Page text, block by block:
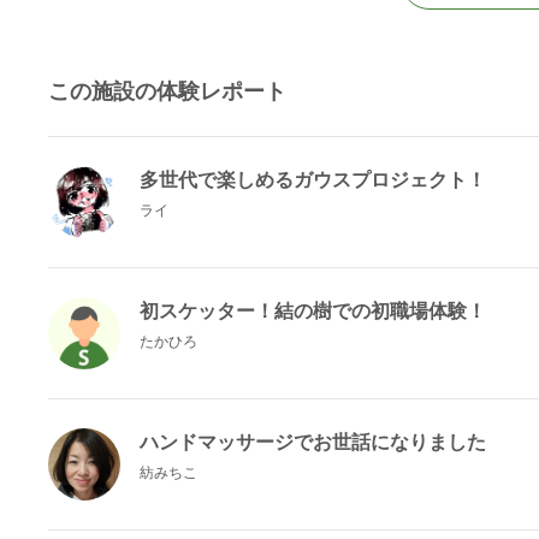
この施設の体験レポート
多世代で楽しめるガウスプロジェクト！
ライ
初スケッター！結の樹での初職場体験！
たかひろ
ハンドマッサージでお世話になりました
紡みちこ